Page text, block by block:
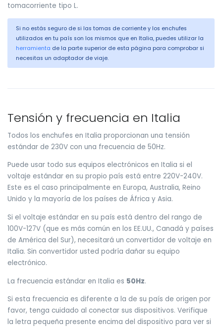
tomacorriente tipo L.
Si no estás seguro de si las tomas de corriente y los enchufes
utilizados en tu país son los mismos que en Italia, puedes utilizar la
herramienta de la parte superior de esta página para comprobar si
necesitas un adaptador de viaje.
Tensión y frecuencia en Italia
Todos los enchufes en Italia proporcionan una tensión
estándar de 230V con una frecuencia de 50Hz.
Puede usar todo sus equipos electrónicos en Italia si el
voltaje estándar en su propio país está entre 220V-240V.
Este es el caso principalmente en Europa, Australia, Reino
Unido y la mayoría de los países de África y Asia.
Si el voltaje estándar en su país está dentro del rango de
100V-127V (que es más común en los EE.UU., Canadá y países
de América del Sur), necesitará un convertidor de voltaje en
Italia. Sin convertidor usted podría dañar su equipo
electrónico.
La frecuencia estándar en Italia es 50Hz.
Si esta frecuencia es diferente a la de su país de origen por
favor, tenga cuidado al conectar sus dispositivos. Verifique
la letra pequeña presente encima del dispositivo para ver si